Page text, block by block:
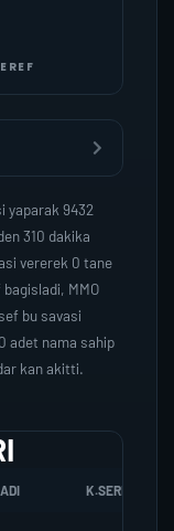
yaparak 9432
310 dakika
vererek 0 tane
MMO
bu savasi
adet nama sahip
kan akitti.
K.SEREFI